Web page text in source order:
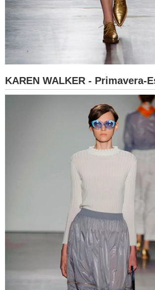
KAREN WALKER - Primavera-